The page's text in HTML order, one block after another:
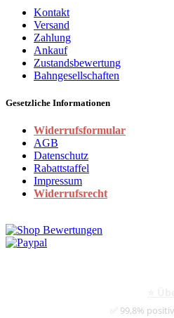
Kontakt
Versand
Zahlung
Ankauf
Zustandsbewertung
Bahngesellschaften
Gesetzliche Informationen
Widerrufsformular
AGB
Datenschutz
Rabattstaffel
Impressum
Widerrufsrecht
✅ 99,8%